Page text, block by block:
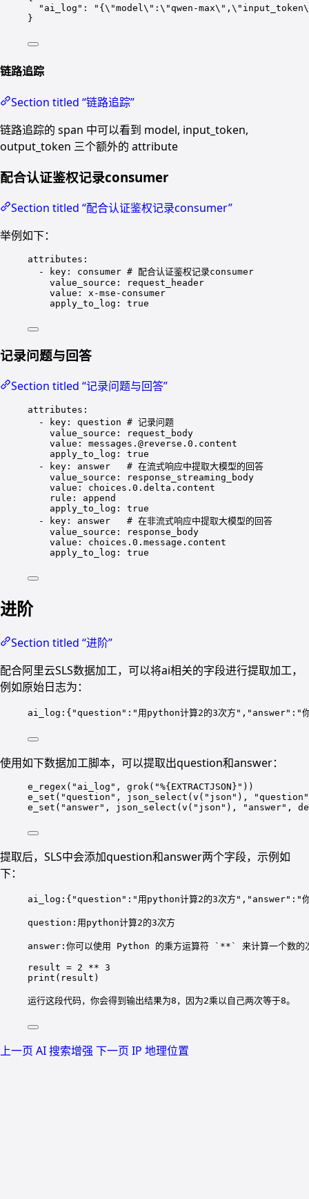
"ai_log" : " {\"model \" : \"qwen-max\" , \" input_token
}
链路追踪
Section titled “链路追踪”
链路追踪的 span 中可以看到 model, input_token,
output_token 三个额外的 attribute
配合认证鉴权记录consumer
Section titled “配合认证鉴权记录consumer”
举例如下：
attributes :
-
key : consumer # 配合认证鉴权记录consumer
value_source :
request_header
value : x-mse-consumer
apply_to_log : true
记录问题与回答
Section titled “记录问题与回答”
attributes :
-
key : question # 记录问题
value_source :
request_body
value : messages.@reverse.0.content
apply_to_log : true
-
key : answer
# 在流式响应中提取大模型的回答
value_source :
response_streaming_body
value : choices.0.delta.content
rule : append
apply_to_log : true
-
key : answer
# 在非流式响应中提取大模型的回答
value_source :
response_body
value : choices.0.message.content
apply_to_log : true
进阶
Section titled “进阶”
配合阿里云SLS数据加工，可以将ai相关的字段进行提取加工，
例如原始日志为：
ai_log:{"question":"用python计算2的3次方","answer":"你
使用如下数据加工脚本，可以提取出question和answer：
e_regex("ai_log", grok("%{EXTRACTJSON}"))
e_set("question", json_select(v("json"),
e_set("answer", json_select(v("json"), "answer",
提取后，SLS中会添加question和answer两个字段，示例如
下：
ai_log:{"question":"用python计算2的3次方","answer":"你
question:用python计算2的3次方
answer:你可以使用 Python 的乘方运算符 `**` 来计算一个数的次
result = 2 ** 3
print(result)
运行这段代码，你会得到输出结果为8，因为2乘以自己两次等于8。
上一页 AI 搜索增强 下一页 IP 地理位置